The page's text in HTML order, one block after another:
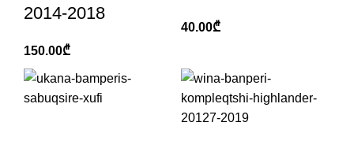
2014-2018
150.00₾
40.00₾